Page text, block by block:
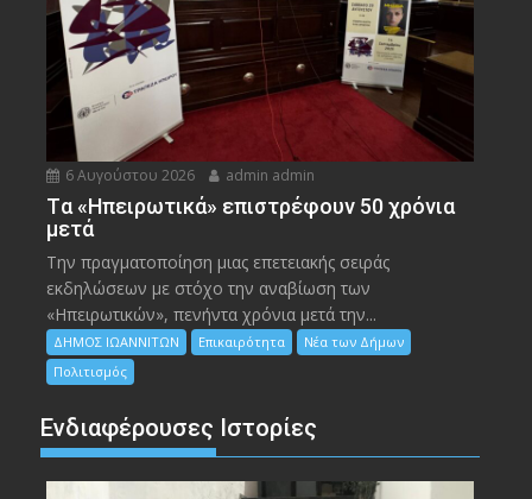
6 Αυγούστου 2026 admin admin
Tα «Ηπειρωτικά» επιστρέφουν 50 χρόνια
μετά
Την πραγματοποίηση μιας επετειακής σειράς
εκδηλώσεων με στόχο την αναβίωση των
«Ηπειρωτικών», πενήντα χρόνια μετά την...
ΔΗΜΟΣ ΙΩΑΝΝΙΤΩΝ Επικαιρότητα
Νέα των Δήμων
Πολιτισμός
Ενδιαφέρουσες Ιστορίες